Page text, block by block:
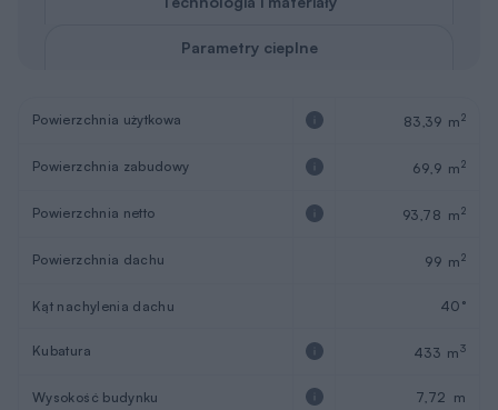
Parametry cieplne
Powierzchnia użytkowa 83,39 m2
Powierzchnia zabudowy 69,9 m2
Powierzchnia netto 93,78 m2
Powierzchnia dachu 99 m2
Kąt nachylenia dachu 40°
Kubatura 433 m3
Wysokość budynku 7,72 m